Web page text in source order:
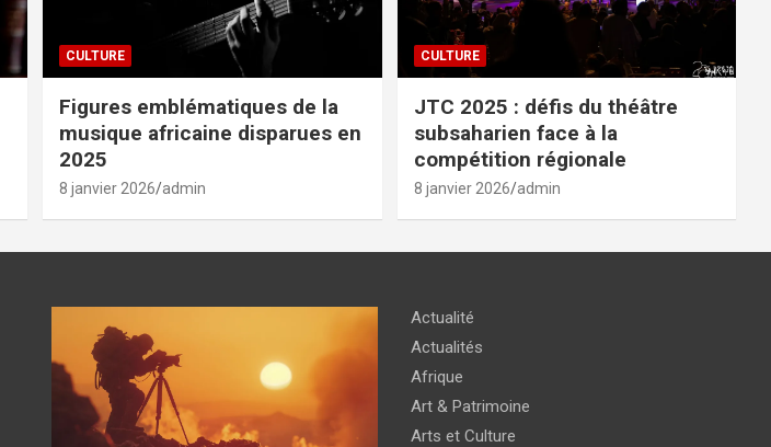
CULTURE
Figures emblématiques de la
musique africaine disparues en
2025
8 janvier 2026 admin
CULTURE
JTC 2025 : défis du théâtre
subsaharien face à la
compétition régionale
8 janvier 2026 admin
Actualité
Actualités
Afrique
Art & Patrimoine
Arts et Culture